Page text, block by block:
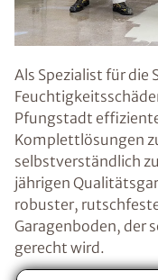
Als Spezialist für die
Pfungstadt
Komplettlösungen
selbstverständlich
jährigen
robuster,
Garagenboden, der
gerecht wird.